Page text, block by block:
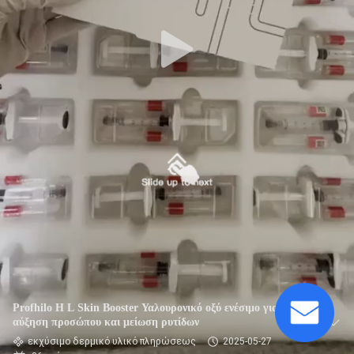
ΈΛΕΓΧΟΣ
ΠΟΙΌΤΗΤΑΣ
ΕΠΙΚΟΙΝΩΝΉΣΤΕ
ΜΑΖΊ
ΜΑΣ
ΕΙΔΉΣΕΙΣ
ΥΠΟΘΈΣΕΙΣ
ΖΗΤΉΣΤΕ
Profhilo H L Skin Booster Υαλουρονικό οξύ ενέσιμο για
αύξηση προσώπου και μείωση ρυτίδων
εκχύσιμο δερμικό υλικό πληρώσεως
2025-05-27